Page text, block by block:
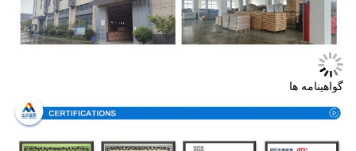
گواهینامه ها